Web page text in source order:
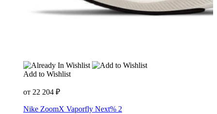
Add to Wishlist
от 22 204 ₽
Nike ZoomX Vaporfly Next% 2